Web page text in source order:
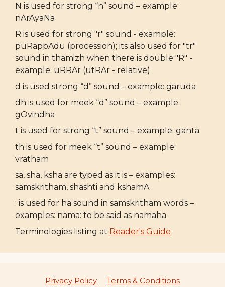
N is used for strong “n” sound – example:
nArAyaNa
R is used for strong "r" sound - example:
puRappAdu (procession); its also used for "tr"
sound in thamizh when there is double "R" -
example: uRRAr (utRAr - relative)
d is used strong “d” sound – example: garuda
dh is used for meek “d” sound – example:
gOvindha
t is used for strong “t” sound – example: ganta
th is used for meek “t” sound – example:
vratham
sa, sha, ksha are typed as it is – examples:
samskritham, shashti and kshamA
: is used for ha sound in samskritham words –
examples: nama: to be said as namaha
Terminologies listing at Reader's Guide
Privacy Policy Terms & Conditions